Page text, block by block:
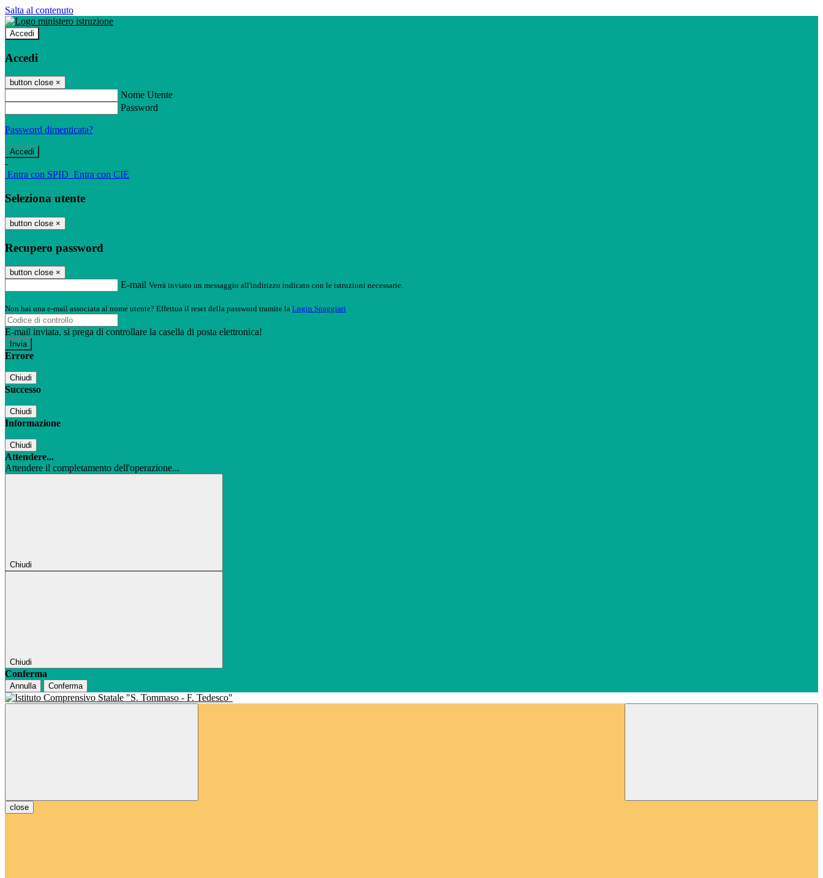
Salta al contenuto
Accedi
Accedi
button close ×
Nome Utente
Password
Password dimenticata?
-
Entra con SPID Entra con CIE
Seleziona utente
button close ×
Recupero password
button close ×
E-mail Verrà inviato un messaggio all'indirizzo indicato con le istruzioni necessarie.
Non hai una e-mail associata al nome utente? Effettua il reset della password tramite la Login Spaggiari
E-mail inviata, si prega di controllare la casella di posta elettronica!
Errore
Chiudi
Successo
Chiudi
Informazione
Chiudi
Attendere...
Attendere il completamento dell'operazione...
Chiudi
Chiudi
Conferma
Annulla Conferma
close